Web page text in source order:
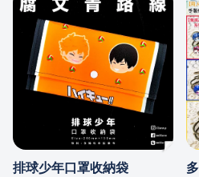
排球少年口罩收納袋